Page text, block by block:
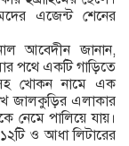
এজেন্ট শেনের
আবেদীন জানান,
পথে একটি গাড়িতে
খোকন নামে এক
জালকুড়ির এলাকার
নেমে পালিয়ে যায়।
ও আধা লিটারের